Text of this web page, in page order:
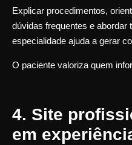
Explicar procedimentos,
dúvidas frequentes e abordar
especialidade ajuda a gerar
O paciente valoriza quem
4. Site
em